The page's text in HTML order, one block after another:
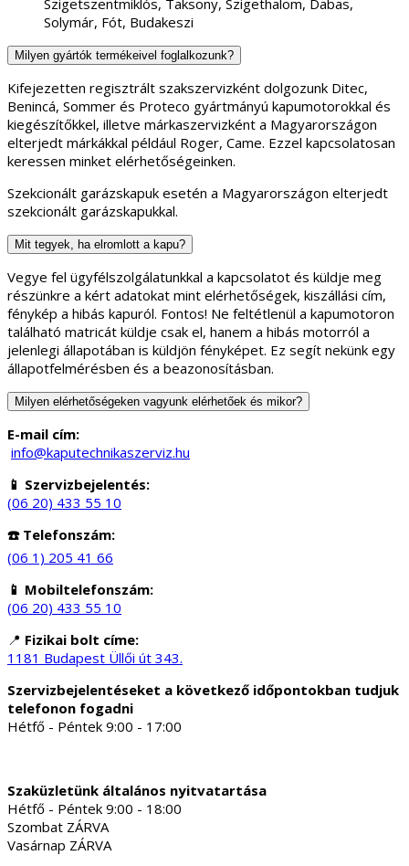
Solymár, Fót, Budakeszi
Milyen gyártók termékeivel foglalkozunk?
Kifejezetten regisztrált szakszervizként dolgozunk Ditec,
Benincá, Sommer és Proteco gyártmányú kapumotorokkal és
kiegészítőkkel, illetve márkaszervizként a Magyarországon
elterjedt márkákkal például Roger, Came. Ezzel kapcsolatosan
keressen minket elérhetőségeinken.
Szekcionált garázskapuk esetén a Magyarországon elterjedt
szekcionált garázskapukkal.
Mit tegyek, ha elromlott a kapu?
Vegye fel ügyfélszolgálatunkkal a kapcsolatot és küldje meg
részünkre a kért adatokat mint elérhetőségek, kiszállási cím,
fénykép a hibás kapuról. Fontos! Ne feltétlenül a kapumotoron
található matricát küldje csak el, hanem a hibás motorról a
jelenlegi állapotában is küldjön fényképet. Ez segít nekünk egy
állapotfelmérésben és a beazonosításban.
Milyen elérhetőségeken vagyunk elérhetőek és mikor?
E-mail cím:
info@kaputechnikaszerviz.hu
📱 Szervizbejelentés:
(06 20) 433 55 10
☎️ Telefonszám:
(06 1) 205 41 66
📱 Mobiltelefonszám:
(06 20) 433 55 10
📍 Fizikai bolt címe:
1181 Budapest Üllői út 343.
Szervizbejelentéseket a következő időpontokban tudjuk
telefonon fogadni
Hétfő - Péntek 9:00 - 17:00
Szaküzletünk általános nyitvatartása
Hétfő - Péntek 9:00 - 18:00
Szombat ZÁRVA
Vasárnap ZÁRVA